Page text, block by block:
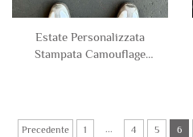
Estate Personalizzata
Stampata Camouflage
Precedente 1 ... 4 5 6